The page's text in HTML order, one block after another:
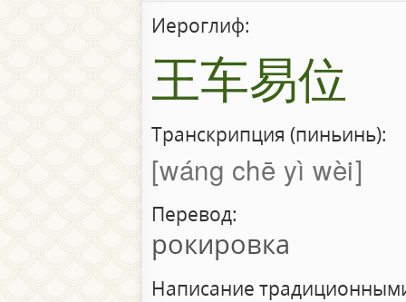
Иероглиф:
王车易位
Транскрипция (пиньинь):
wáng chē yì wèi
Перевод:
рокировка
Написание